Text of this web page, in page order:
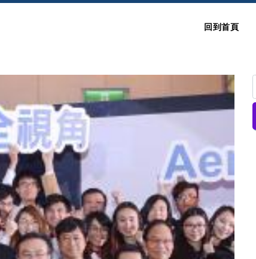
回到首頁